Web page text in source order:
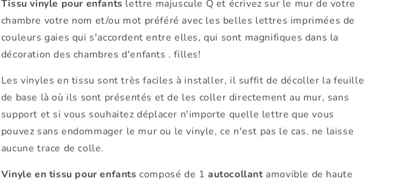
Tissu vinyle pour enfants lettre majuscule Q et écrivez sur le mur de votre
chambre votre nom et/ou mot préféré avec les belles lettres imprimées de
couleurs gaies qui s'accordent entre elles, qui sont magnifiques dans la
décoration des chambres d'enfants . filles!
Les vinyles en tissu sont très faciles à installer, il suffit de décoller la feuille
de base là où ils sont présentés et de les coller directement au mur, sans
support et si vous souhaitez déplacer n'importe quelle lettre que vous
pouvez sans endommager le mur ou le vinyle, ce n'est pas le cas. ne laisse
aucune trace de colle.
Vinyle en tissu pour enfants composé de 1autocollant amovible de haute